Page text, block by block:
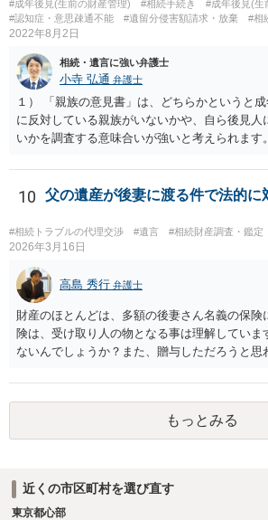
しょう。その記載があれば、相続の件は終了と
が納得できる内容になれば、お互いに署名捺印
捺印する前に、相談者様も別の弁護士に相談し
もいいと思います。 ⑵振込先が弁護士宛である
護士の預り口座を振込先とするのはよくあるこ
います。
#成年後見(生前の財産管理) #相続手続き
#成年後見(生
#認知症・意思疎通不能
#遺留分侵害額請求・放棄 #相
2022年8月2日
相続・遺言に強い弁護士
小寺 弘通 弁護士
１） 「親族の意見書」は、どちらかというと
に反対している親族がいないかや、自ら後見人
いかを調査する意味合いが強いと考えられます
す。 ２） 場合によっては、介護や被後見人の
後見人から相談があることも考えられます。
相続放棄されれば問題ありません。 ３） 完全
もしれませんが、 関わりを持ちたくないとの
見書にその旨を記載して提出しておけば良いか
としても、関わりを拒否している親族にあえて
は低いと考えられます。 以上、ご参考になさっ
10 父の遺産が後妻に渡る件で法的に
#相続トラブルの代理交渉 #遺言 #相続財産調査・鑑定
2026年3月16日
高島 秀行 弁護士
財産のほとんどは、多額の後妻さん名義の保険
険は、受け取り人の物となる事は理解していま
ないんでしょうか？また、贈与しただろうと思
うか？ 保険は原則として受取人のものですが
の割合が高い場合、掛け金が一括払いで、保険
の額の場合などは特別受益として遺留分の対象
す。 多額の現金の引き出しは、相手に渡った
て相談された方がよいと思います。
もっとみる
近くの市区町村を選び直す
東京都心部